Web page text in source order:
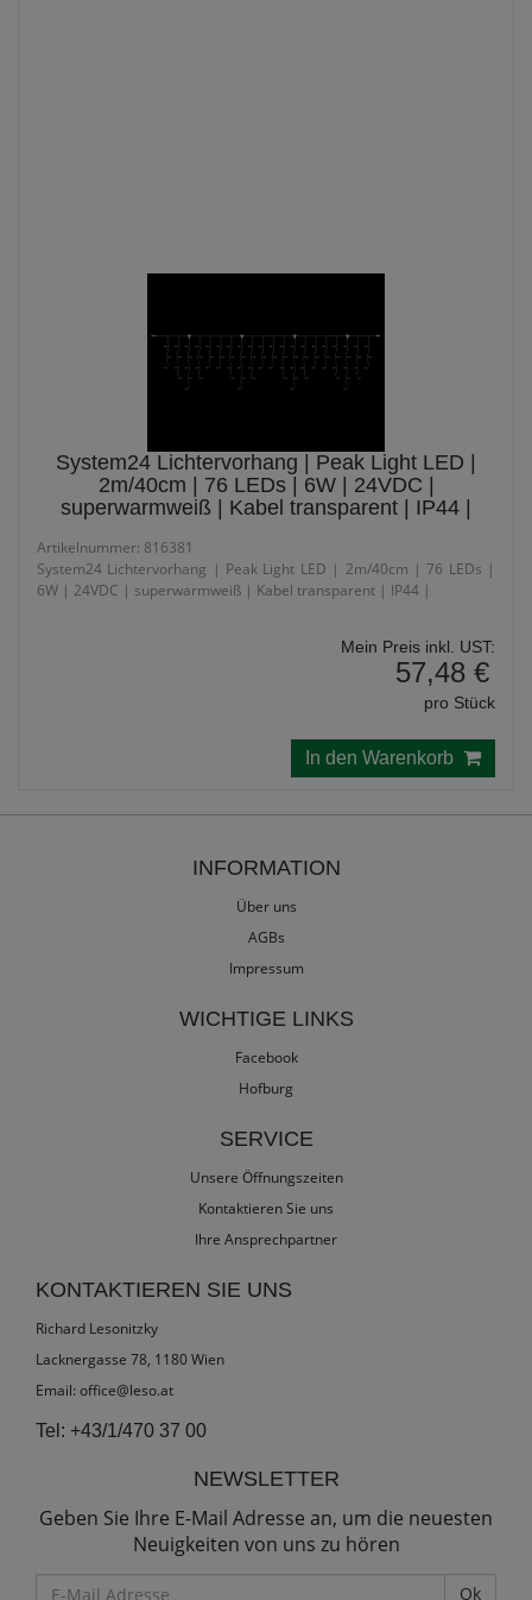
System24 Lichtervorhang | Peak Light LED |
2m/40cm | 76 LEDs | 6W | 24VDC |
superwarmweiß | Kabel transparent | IP44 |
Artikelnummer: 816381
System24 Lichtervorhang | Peak Light LED | 2m/40cm | 76 LEDs |
6W | 24VDC | superwarmweiß | Kabel transparent | IP44 |
Mein Preis inkl. UST:
57,48 €
pro Stück
In den Warenkorb
INFORMATION
Über uns
AGBs
Impressum
WICHTIGE LINKS
Facebook
Hofburg
SERVICE
Unsere Öffnungszeiten
Kontaktieren Sie uns
Ihre Ansprechpartner
KONTAKTIEREN SIE UNS
Richard Lesonitzky
Lacknergasse 78, 1180 Wien
Email: office@leso.at
Tel: +43/1/470 37 00
NEWSLETTER
Geben Sie Ihre E-Mail Adresse an, um die neuesten
Neuigkeiten von uns zu hören